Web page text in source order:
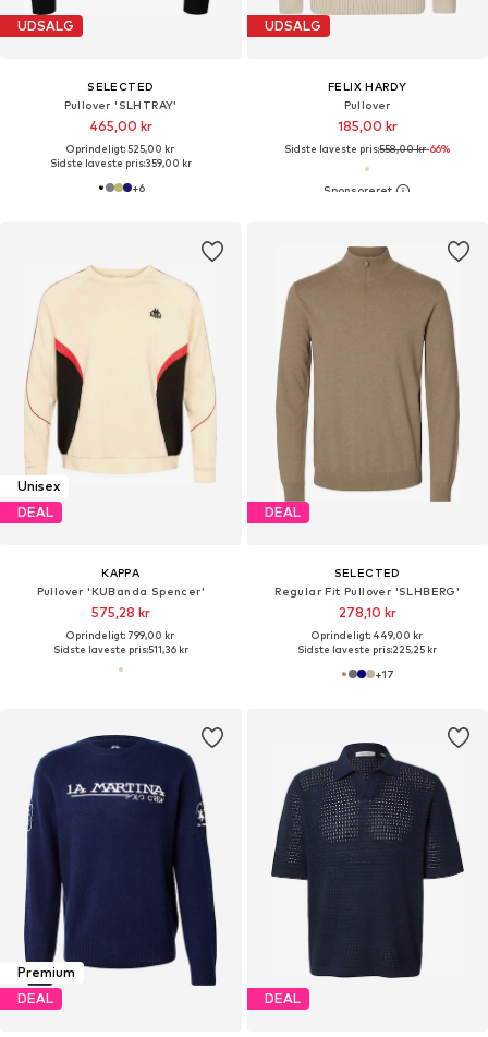
UDSALG
SELECTED
Pullover 'SLHTRAY'
465,00 kr
Oprindeligt: 525,00 kr
Sidste laveste pris:359,00 kr
+6
UDSALG
FELIX HARDY
Pullover
185,00 kr
Sidste laveste pris:558,00 kr-66%
Unisex
DEAL
KAPPA
Pullover 'KUBanda Spencer'
575,28 kr
Oprindeligt: 799,00 kr
Sidste laveste pris:511,36 kr
DEAL
SELECTED
Regular Fit Pullover 'SLHBERG'
278,10 kr
Oprindeligt: 449,00 kr
Sidste laveste pris:225,25 kr
+17
Premium
DEAL
DEAL